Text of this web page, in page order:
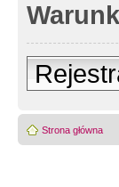
Strona główna